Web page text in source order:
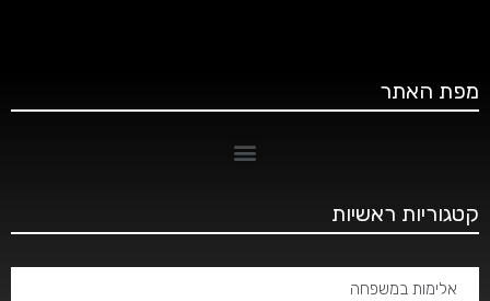
מפת האתר
קטגוריות ראשיות
אלימות במשפחה